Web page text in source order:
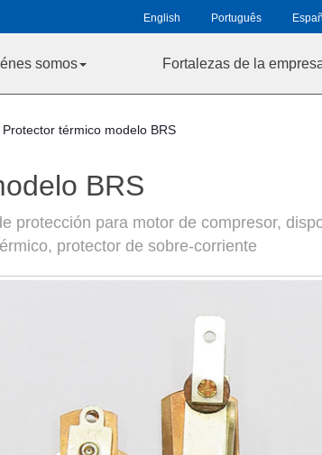
English Português
somos Fortalezas de la
Protector térmico modelo BRS
BRS
protección para motor de compresor,
protector de sobre-corriente